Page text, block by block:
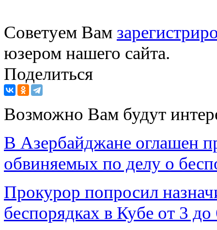
Советуем Вам
юзером нашего сайта.
Поделиться
Возможно Вам будут
В Азербайджане оглашен
обвиняемых по делу о
Прокурор попросил
беспорядках в Кубе от 3